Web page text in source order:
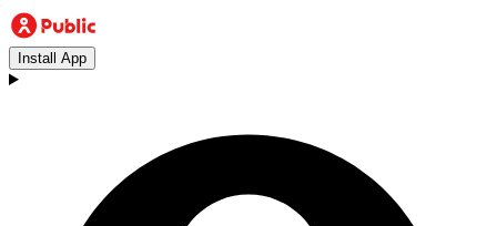
Install App